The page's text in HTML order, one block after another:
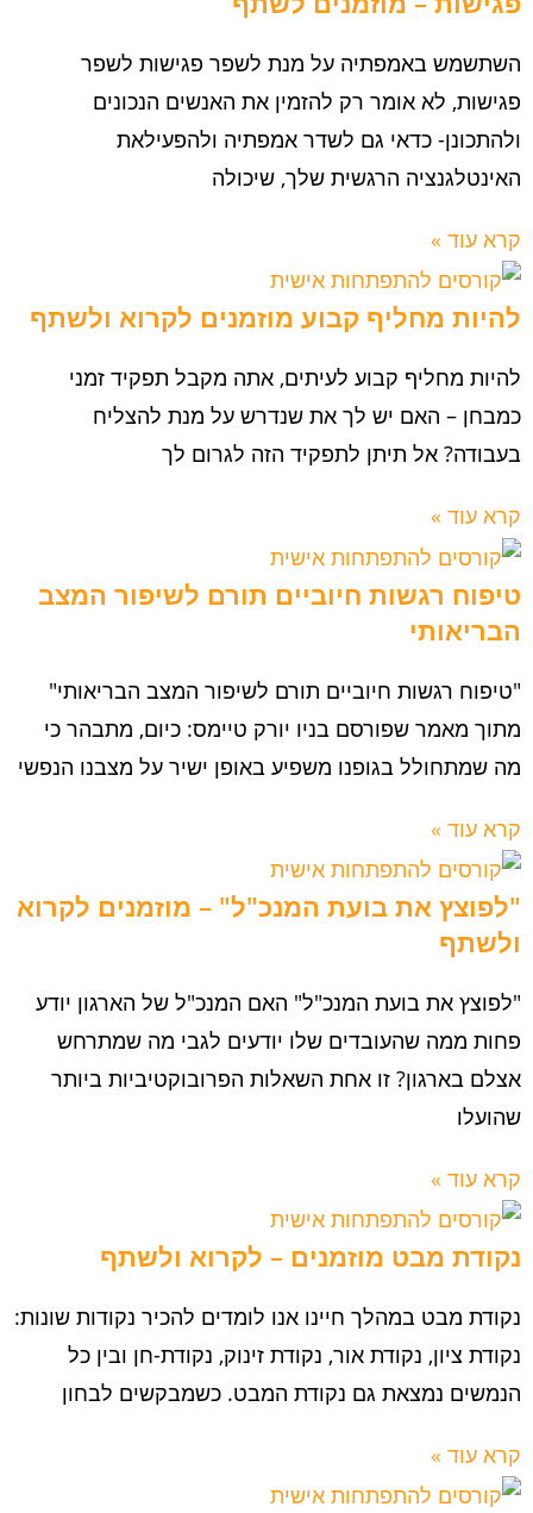
השתשמש באמפתיה על מנת לשפר פגישות לשפר
פגישות, לא אומר רק להזמין את האנשים הנכונים
ולהתכונן- כדאי גם לשדר אמפתיה ולהפעילאת
האינטלגנציה הרגשית שלך, שיכולה
קרא עוד »
להיות מחליף קבוע מוזמנים לקרוא ולשתף
להיות מחליף קבוע לעיתים, אתה מקבל תפקיד זמני
כמבחן – האם יש לך את שנדרש על מנת להצליח
בעבודה? אל תיתן לתפקיד הזה לגרום לך
קרא עוד »
טיפוח רגשות חיוביים תורם לשיפור המצב
הבריאותי
"טיפוח רגשות חיוביים תורם לשיפור המצב הבריאותי"
מתוך מאמר שפורסם בניו יורק טיימס: כיום, מתבהר כי
מה שמתחולל בגופנו משפיע באופן ישיר על מצבנו הנפשי
קרא עוד »
"לפוצץ את בועת המנכ"ל" – מוזמנים לקרוא
ולשתף
"לפוצץ את בועת המנכ"ל" האם המנכ"ל של הארגון יודע
פחות ממה שהעובדים שלו יודעים לגבי מה שמתרחש
אצלם בארגון? זו אחת השאלות הפרובוקטיביות ביותר
שהועלו
קרא עוד »
נקודת מבט מוזמנים – לקרוא ולשתף
נקודת מבט במהלך חיינו אנו לומדים להכיר נקודות שונות:
נקודת ציון, נקודת אור, נקודת זינוק, נקודת-חן ובין כל
הנמשים נמצאת גם נקודת המבט. כשמבקשים לבחון
קרא עוד »